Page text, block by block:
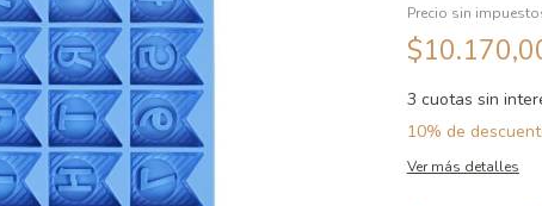
Precio sin
3 cuotas sin
10% de
Ver más detalles